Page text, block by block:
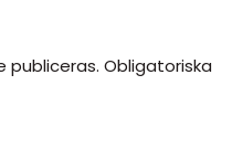
Obligatoriska